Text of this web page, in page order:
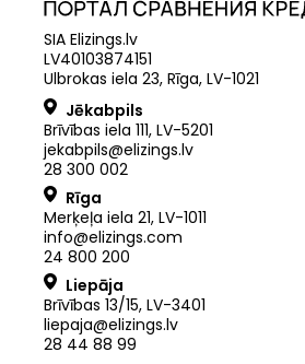
SIA Elizings.lv
LV40103874151
Ulbrokas iela 23, Rīga, LV-1021
Jēkabpils
Brīvības iela 111, LV-5201
jekabpils@elizings.lv
28 300 002
Rīga
Merķeļa iela 21, LV-1011
info@elizings.com
24 800 200
Liepāja
Brīvības 13/15, LV-3401
liepaja@elizings.lv
28 44 88 99